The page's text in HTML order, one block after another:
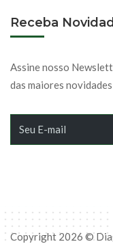
Receba
Assine nosso
das maiores
Copyright 2026 ©